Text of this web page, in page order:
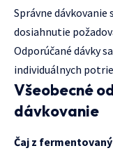
Správne
dosiahnutie
Odporúčané dávky
individuálnych
Všeobecné
dávkovanie
Čaj z